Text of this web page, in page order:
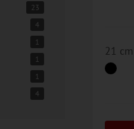
21 cm
23
4
1
1
1
4